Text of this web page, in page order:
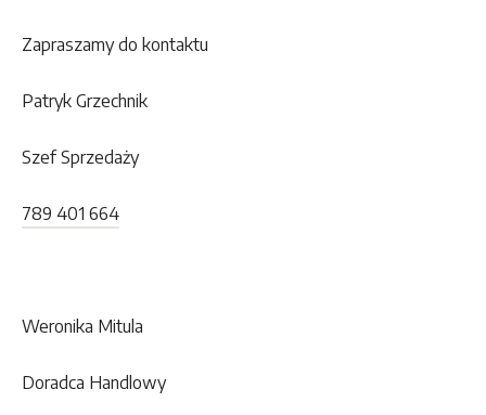
Zapraszamy do kontaktu
Patryk Grzechnik
Szef Sprzedaży
789 401 664
Weronika Mitula
Doradca Handlowy